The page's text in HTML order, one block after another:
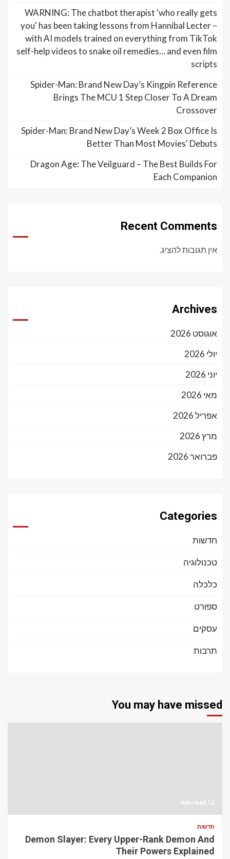
WARNING: The chatbot therapist 'who really gets
you' has been taking lessons from Hannibal Lecter –
with AI models trained on everything from TikTok
self-help videos to snake oil remedies… and even film
scripts
Spider-Man: Brand New Day’s Kingpin Reference
Brings The MCU 1 Step Closer To A Dream
Crossover
Spider-Man: Brand New Day’s Week 2 Box Office Is
Better Than Most Movies' Debuts
Dragon Age: The Veilguard – The Best Builds For
Each Companion
Recent Comments
אין תגובות להציג.
Archives
אוגוסט 2026
יולי 2026
יוני 2026
מאי 2026
אפריל 2026
מרץ 2026
פברואר 2026
Categories
חדשות
טכנולוגיה
כלכלה
ספורט
עסקים
תרבות
You may have missed
12 min read
חדשות
Demon Slayer: Every Upper-Rank Demon And
Their Powers Explained